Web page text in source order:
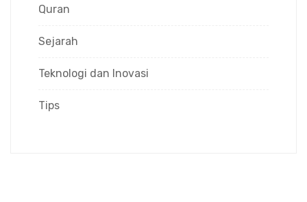
Quran
Sejarah
Teknologi dan Inovasi
Tips